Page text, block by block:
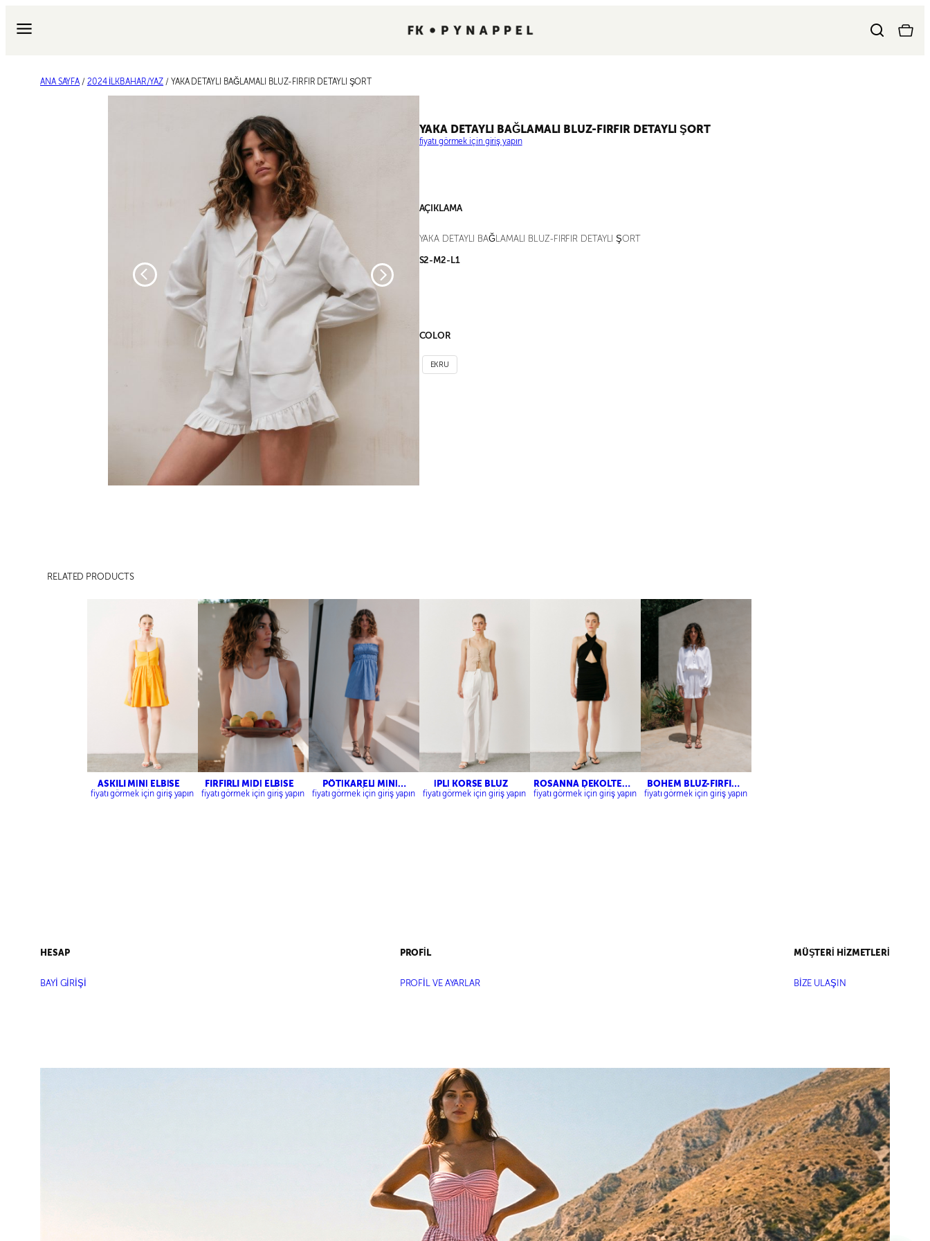
geç
ANA SAYFA / 2024 İLKBAHAR/YAZ / YAKA DETAYLI BAĞLAMALI BLUZ-FIRFIR DETAYLI ŞORT
YAKA DETAYLI BAĞLAMALI BLUZ-FIRFIR DETAYLI ŞORT
fiyatı görmek için giriş yapın
AÇIKLAMA
YAKA DETAYLI BAĞLAMALI BLUZ-FIRFIR DETAYLI ŞORT
S2-M2-L1
COLOR
EKRU
RELATED PRODUCTS
ASKILI MİNİ ELBİSE
fiyatı görmek için giriş yapın
FIRFIRLI MİDİ ELBİSE
fiyatı görmek için giriş yapın
PÖTİKARELİ MİNİ
ELBİSE
fiyatı görmek için giriş yapın
İPLİ KORSE BLUZ
fiyatı görmek için giriş yapın
ROSANNA DEKOLTELİ
ELBİSE
fiyatı görmek için giriş yapın
BOHEM BLUZ-FIRFIR
DETAYLI ŞORT
fiyatı görmek için giriş yapın
HESAP
BAYİ GİRİŞİ
PROFİL
PROFİL VE AYARLAR
MÜŞTERİ HİZMETLERİ
BİZE ULAŞIN